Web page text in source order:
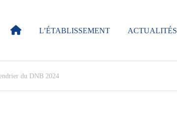
L’ÉTABLISSEMENT ACTUALITÉS
du DNB 2024